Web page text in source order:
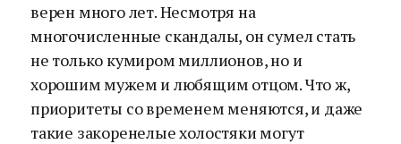
верен много лет. Несмотря на
многочисленные скандалы, он сумел стать
не только кумиром миллионов, но и
хорошим мужем и любящим отцом. Что ж,
приоритеты со временем меняются, и даже
такие закоренелые холостяки могут